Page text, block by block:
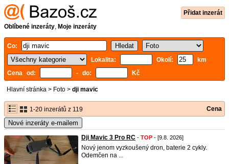
Přidat inzerát
Oblíbené inzeráty, Moje inzeráty
Co:
Lokalita:
Okolí:
km
Cena od:
- do: Kč
Hlavní stránka > Foto > dji mavic
1-20 inzerátů z 119 Cena
Nové inzeráty e-mailem
Dji Mavic 3 Pro RC - TOP - [9.8. 2026]
Nový jenom vyzkoušený dron, baterie 2 cykly.
Odemčen na ...